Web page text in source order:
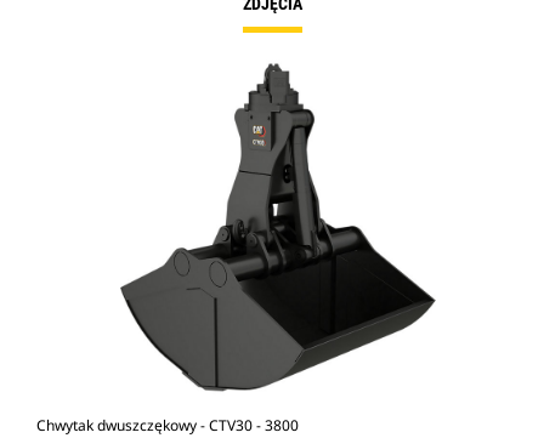
ZDJĘCIA
Chwytak dwuszczękowy - CTV30 - 3800